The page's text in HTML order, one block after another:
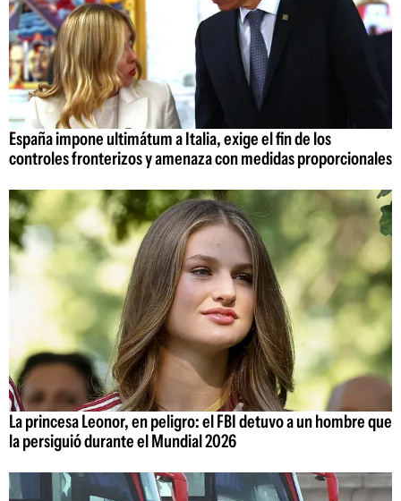
España impone ultimátum a Italia, exige el fin de los
controles fronterizos y amenaza con medidas proporcionales
La princesa Leonor, en peligro: el FBI detuvo a un hombre que
la persiguió durante el Mundial 2026